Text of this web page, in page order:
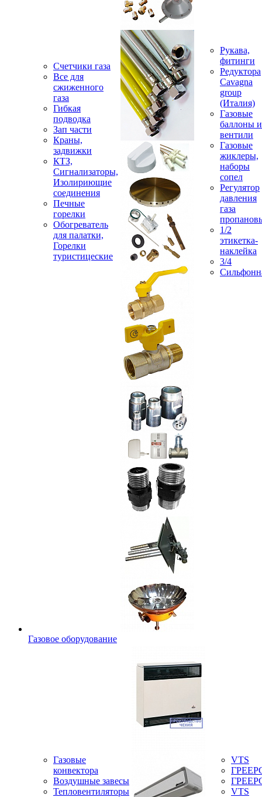
Счетчики газа
Все для
сжиженного
газа
Гибкая
подводка
Зап части
Краны,
задвижки
КТЗ,
Сигнализаторы,
Изолириющие
соединения
Печные
горелки
Обогреватель
для палатки,
Горелки
туристицеские
Рукава,
фитинги
Редуктора
Cavagna
group
(Италия)
Газовые
баллоны и
вентили
Газовые
жиклеры,
наборы
сопел
Регулятор
давления
газа
1/2
этикетка-
наклейка
3/4
Газовое оборудование
Газовые
конвектора
Воздушные завесы
Тепловентиляторы
VTS
VTS